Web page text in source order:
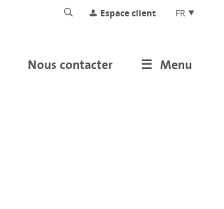
Espace client FR
Menu
Nous contacter